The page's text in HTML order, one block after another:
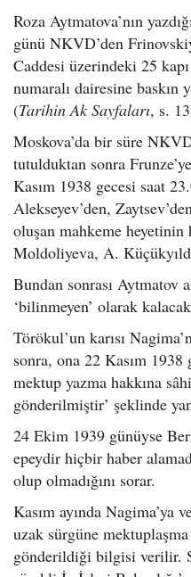
Roza Aytmatova’nın
günü NKVD’den
Caddesi üzerindeki 25
numaralı dairesine baskın
(Tarihin Ak Sayfaları, s.
Moskova’da bir süre
tutulduktan sonra
Kasım 1938 gecesi saat
Alekseyev’den,
oluşan mahkeme heyetinin
Moldoliyeva, A.
Bundan sonrası Aytmatov
‘bilinmeyen’ olarak
Törökul’un karısı
sonra, ona 22 Kasım 1938
mektup yazma hakkına
gönderilmiştir’ şeklinde
24 Ekim 1939 günüyse
epeydir hiçbir haber
olup olmadığını sorar.
Kasım ayında Nagima’ya
uzak sürgüne
gönderildiği bilgisi verilir.